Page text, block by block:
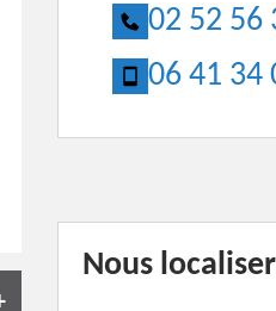
02 52 56
06 41 34
Nous localiser